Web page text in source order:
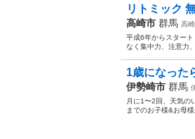
リトミック
高崎市 群馬 高
平成6年からスター
なく集中力、注意力
1歳になった
伊勢崎市 群馬
月に1〜2回、天気の
までのお子様&お母